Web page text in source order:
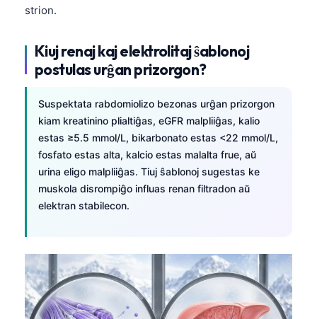
strion.
Kiuj renaj kaj elektrolitaj ŝablonoj
postulas urĝan prizorgon?
Suspektata rabdomiolizo bezonas urĝan prizorgon
kiam kreatinino plialtiĝas, eGFR malpliiĝas, kalio
estas ≥5.5 mmol/L, bikarbonato estas <22 mmol/L,
fosfato estas alta, kalcio estas malalta frue, aŭ
urina eligo malpliiĝas. Tiuj ŝablonoj sugestas ke
muskola disrompiĝo influas renan filtradon aŭ
elektran stabilecon.